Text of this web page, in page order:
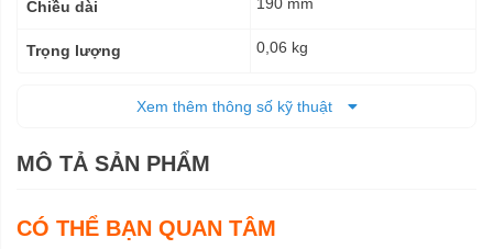
Chiều dài
Trọng lượng 0,06 kg
Xem thêm thông số kỹ thuật
MÔ TẢ SẢN PHẨM
CÓ THỂ BẠN QUAN TÂM